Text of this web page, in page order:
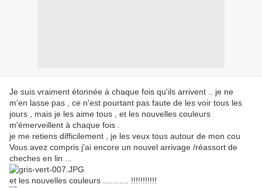
Je suis vraiment étonnée à chaque fois qu'ils arrivent .. je ne
m'en lasse pas , ce n'est pourtant pas faute de les voir tous les
jours , mais je les aime tous , et les nouvelles couleurs
m'émerveillent à chaque fois .
je me retiens difficilement , je les veux tous autour de mon cou
Vous avez compris j'ai encore un nouvel arrivage /réassort de
cheches en lin ...
et les nouvelles couleurs ........... !!!!!!!!!!!